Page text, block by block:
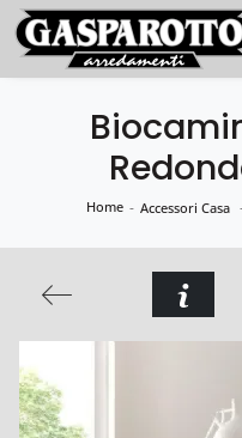
Home - Accessori Casa